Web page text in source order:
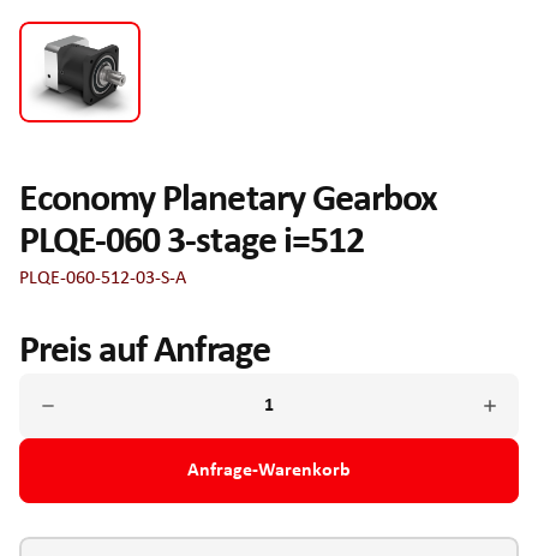
Economy Planetary Gearbox
PLQE-060 3-stage i=512
PLQE-060-512-03-S-A
Preis auf Anfrage
Anfrage-Warenkorb